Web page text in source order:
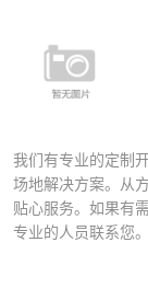
铝合金专业足
球场专用灯
（高级定制）
我们有专业的定制
场地解决方案。从
贴心服务。如果有
专业的人员联系您。